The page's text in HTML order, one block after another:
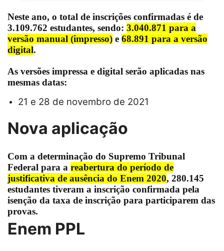
Neste ano, o total de inscrições confirmadas é de
3.109.762 estudantes, sendo: 3.040.871 para a
versão manual (impresso) e 68.891 para a versão
digital.
As versões impressa e digital serão aplicadas nas
mesmas datas:
21 e 28 de novembro de 2021
Nova aplicação
Com a determinação do Supremo Tribunal
Federal para a reabertura do período de
justificativa de ausência do Enem 2020, 280.145
estudantes tiveram a inscrição confirmada pela
isenção da taxa de inscrição para participarem das
provas.
Enem PPL